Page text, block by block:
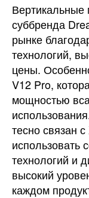
Вертикальные
суббренда
рынке
технологий,
цены.
V12 Pro,
мощностью
тесно связан
использовать
технологий и
высокий
каждом